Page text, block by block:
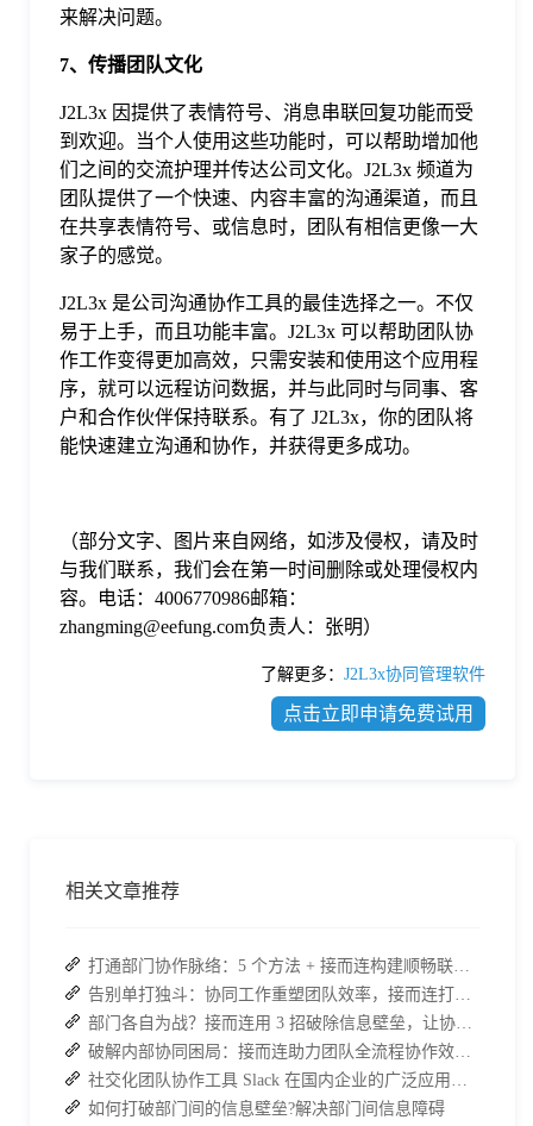
来解决问题。
7、传播团队文化
J2L3x 因提供了表情符号、消息串联回复功能而受
到欢迎。当个人使用这些功能时，可以帮助增加他
们之间的交流护理并传达公司文化。J2L3x 频道为
团队提供了一个快速、内容丰富的沟通渠道，而且
在共享表情符号、或信息时，团队有相信更像一大
家子的感觉。
J2L3x 是公司沟通协作工具的最佳选择之一。不仅
易于上手，而且功能丰富。J2L3x 可以帮助团队协
作工作变得更加高效，只需安装和使用这个应用程
序，就可以远程访问数据，并与此同时与同事、客
户和合作伙伴保持联系。有了 J2L3x，你的团队将
能快速建立沟通和协作，并获得更多成功。
（部分文字、图片来自网络，如涉及侵权，请及时
与我们联系，我们会在第一时间删除或处理侵权内
容。电话：4006770986邮箱：
zhangming@eefung.com负责人：张明）
了解更多： J2L3x协同管理软件
点击立即申请免费试用
相关文章推荐
打通部门协作脉络：5 个方法 + 接而连构建顺畅联动团队
告别单打独斗：协同工作重塑团队效率，接而连打造数据合规协作空间
部门各自为战？接而连用 3 招破除信息壁垒，让协作效率翻倍
破解内部协同困局：接而连助力团队全流程协作效率翻倍
社交化团队协作工具 Slack 在国内企业的广泛应用：优点与局限性
如何打破部门间的信息壁垒?解决部门间信息障碍